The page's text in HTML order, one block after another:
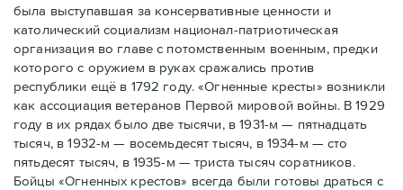
была выступавшая за консервативные ценности и
католический социализм национал-патриотическая
организация во главе с потомственным военным, предки
которого с оружием в руках сражались против
республики ещё в 1792 году. «Огненные кресты» возникли
как ассоциация ветеранов Первой мировой войны. В 1929
году в их рядах было две тысячи, в 1931-м — пятнадцать
тысяч, в 1932-м — восемьдесят тысяч, в 1934-м — сто
пятьдесят тысяч, в 1935-м — триста тысяч соратников.
Бойцы «Огненных крестов» всегда были готовы драться с